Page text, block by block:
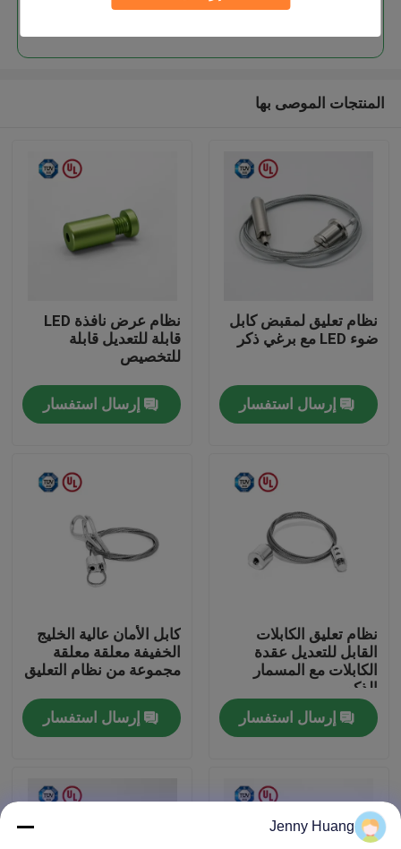
الصفحة الرئيسية
منتجات
جولة في المعمل
اتصل بنا
اطلب اقتباس
قابل للتعديل كابل القابضون
استمر
المنتجات الموصى بها
نظام تعليق لمقبض كابل
ضوء LED مع برغي ذكر
إرسال استفسار
نظام عرض نافذة LED
قابلة للتعديل قابلة
للتخصيص
إرسال استفسار
نظام تعليق الكابلات
القابل للتعديل عقدة
الكابلات مع المسمار
الذكور
إرسال استفسار
كابل الأمان عالية الخليج
الخفيفة معلقة معلقة
مجموعة من نظام التعليق
إرسال استفسار
Jenny Huang